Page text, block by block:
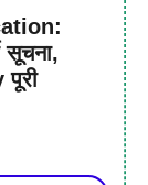
सूचना,